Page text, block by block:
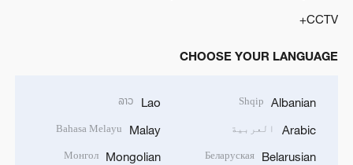
CCTV+
CHOOSE YOUR LANGUAGE
Albanian
Shqip
Arabic العربية
Belarusian
Беларуская
Lao
ລາວ
Malay
Bahasa Melayu
Mongolian
Монгол